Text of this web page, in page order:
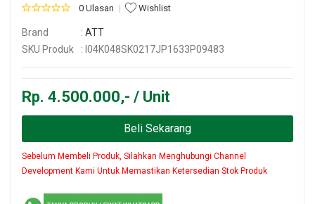
0 Ulasan Wishlist
Brand : ATT
SKU Produk
: I04K048SK0217JP1633P09483
Rp. 4.500.000,- / Unit
Beli Sekarang
Sebelum Membeli Produk, Silahkan Menghubungi Channel
Development Kami Untuk Memastikan Ketersedian Stok Produk